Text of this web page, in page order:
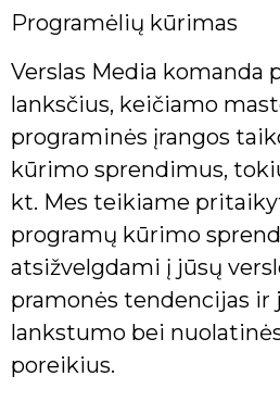
Programėlių kūrimas
Verslas Media komanda
lanksčius, keičiamo
programinės įrangos
kūrimo sprendimus,
kt. Mes teikiame
programų kūrimo
atsižvelgdami į jūsų
pramonės tendencijas ir
lankstumo bei
poreikius.